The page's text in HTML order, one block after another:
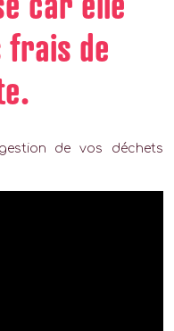
frais de
de vos déchets